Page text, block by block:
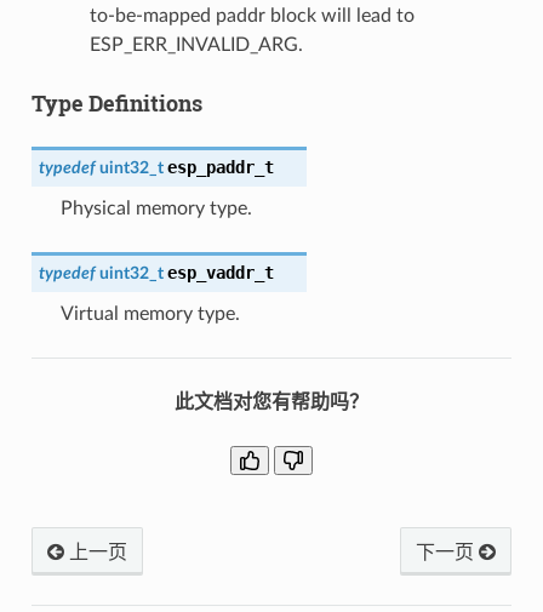
to-be-mapped paddr block will lead to
ESP_ERR_INVALID_ARG.
Type Definitions
typedef uint32_t esp_paddr_t
Physical memory type.
typedef uint32_t esp_vaddr_t
Virtual memory type.
此文档对您有帮助吗？
上一页 下一页